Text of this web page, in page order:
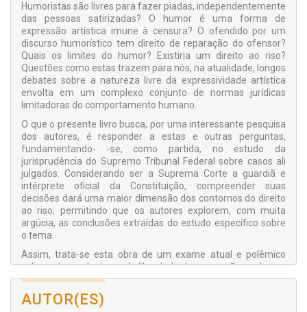
Humoristas são livres para fazer piadas, independentemente
das pessoas satirizadas? O humor é uma forma de
expressão artística imune à censura? O ofendido por um
discurso humorístico tem direito de reparação do ofensor?
Quais os limites do humor? Existiria um direito ao riso?
Questões como estas trazem para nós, na atualidade, longos
debates sobre a natureza livre da expres­sividade artística
envolta em um complexo conjunto de normas jurídicas
limitadoras do comportamento humano.
O que o presente livro busca, por uma interessante pesquisa
dos autores, é responder a estas e outras perguntas,
fundamentando- -se, como partida, no estudo da
jurisprudência do Supremo Tribu­nal Federal sobre casos ali
julgados. Considerando ser a Suprema Corte a guardiã e
intérprete oficial da Constituição, compreender suas
decisões dará uma maior dimensão dos contornos do direi­to
ao riso, permitindo que os autores explorem, com muita
argú­cia, as conclusões extraídas do estudo específico sobre
o tema.
Assim, trata-se esta obra de um exame atual e polêmico
sobre o tema do riso e da liberdade de expressão, na busca
de entender seus limites, sem o risco sempre presente da
censura e da ime­diata interferência do Estado na vida do
cidadão.
AUTOR(ES)